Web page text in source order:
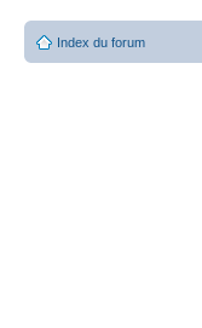
Index du forum